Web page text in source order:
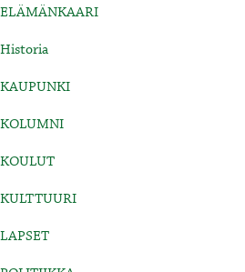
ELÄMÄNKAARI
Historia
KAUPUNKI
KOLUMNI
KOULUT
KULTTUURI
LAPSET